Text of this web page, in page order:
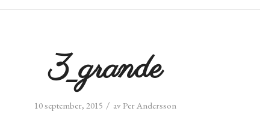
3_grande
10 september, 2015 / av Per Andersson